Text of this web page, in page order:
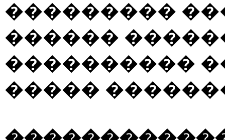
���������
������
����������
�����